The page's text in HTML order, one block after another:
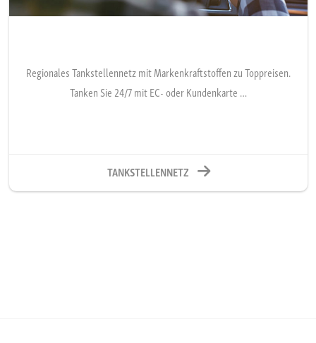
Regionales Tankstellennetz mit Markenkraftstoffen zu Toppreisen.
Tanken Sie 24/7 mit EC- oder Kundenkarte …
TANKSTELLENNETZ